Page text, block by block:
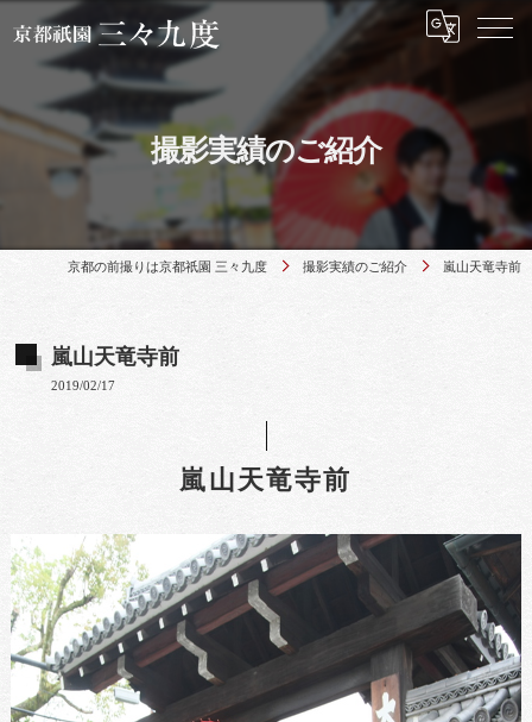
撮影実績のご紹介
京都の前撮りは京都祇園 三々九度 撮影実績のご紹介 嵐山天竜寺前
嵐山天竜寺前
2019/02/17
嵐山天竜寺前